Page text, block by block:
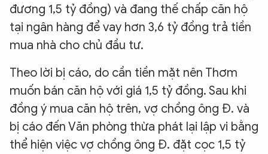
đương 1,5 tỷ đồng) và đang thế chấp căn hộ
tại ngân hàng để vay hơn 3,6 tỷ đồng trả tiền
mua nhà cho chủ đầu tư.
Theo lời bị cáo, do cần tiền mặt nên Thơm
muốn bán căn hộ với giá 1,5 tỷ đồng. Sau khi
đồng ý mua căn hộ trên, vợ chồng ông Đ. và
bị cáo đến Văn phòng thừa phát lại lập vi bằng
thể hiện việc vợ chồng ông Đ. đặt cọc 1,5 tỷ